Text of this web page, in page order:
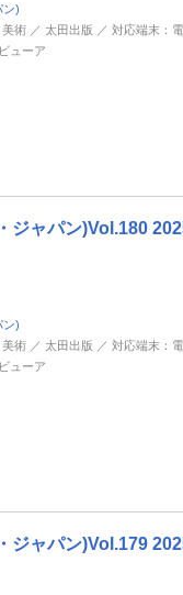
ン)
術 ／ 太田出版 ／ 対応端末：
ューア
ジャパン)Vol.180
ン)
術 ／ 太田出版 ／ 対応端末：
ューア
ジャパン)Vol.179